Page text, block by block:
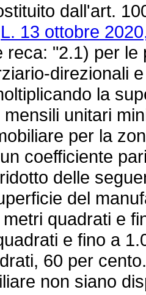
dall'art.
L. 13 ottobre
reca: "2.1) per
direzionali
la
unitari
per la
coefficiente
delle
del
quadrati e
e fino a
60 per
non siano